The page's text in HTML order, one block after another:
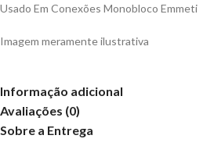
Usado Em Conexões Monobloco Emmeti
Imagem meramente ilustrativa
Informação adicional
Avaliações (0)
Sobre a Entrega